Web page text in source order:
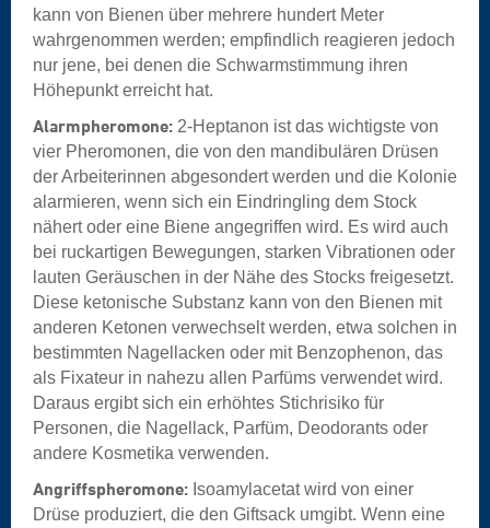
kann von Bienen über mehrere hundert Meter
wahrgenommen werden; empfindlich reagieren jedoch
nur jene, bei denen die Schwarmstimmung ihren
Höhepunkt erreicht hat.
Alarmpheromone: 2-Heptanon ist das wichtigste von
vier Pheromonen, die von den mandibulären Drüsen
der Arbeiterinnen abgesondert werden und die Kolonie
alarmieren, wenn sich ein Eindringling dem Stock
nähert oder eine Biene angegriffen wird. Es wird auch
bei ruckartigen Bewegungen, starken Vibrationen oder
lauten Geräuschen in der Nähe des Stocks freigesetzt.
Diese ketonische Substanz kann von den Bienen mit
anderen Ketonen verwechselt werden, etwa solchen in
bestimmten Nagellacken oder mit Benzophenon, das
als Fixateur in nahezu allen Parfüms verwendet wird.
Daraus ergibt sich ein erhöhtes Stichrisiko für
Personen, die Nagellack, Parfüm, Deodorants oder
andere Kosmetika verwenden.
Angriffspheromone: Isoamylacetat wird von einer
Drüse produziert, die den Giftsack umgibt. Wenn eine